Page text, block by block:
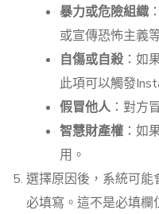
暴力或危險組織
或宣傳恐怖主義
自傷或自殺 ：如
此項可以觸發
假冒他人 ：對方
智慧財產權 ：如
用。
選擇原因後，系統可
必填寫。這不是必填